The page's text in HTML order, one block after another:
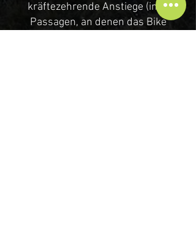
kräftezehrende Anstiege (inkl.
Passagen, an denen das Bike